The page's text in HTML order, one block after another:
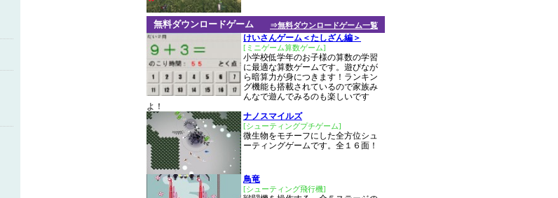
⇒無料ダウンロードゲーム一覧
無料ダウンロードゲーム
けいさんゲーム＜たしざん編＞
[ミニゲーム算数ゲーム]
小学校低学年のお子様の算数の学習
に最適な算数ゲームです。遊びなが
ら暗算力が身につきます！ランキン
グ機能も搭載されているので家族み
んなで遊んでみるのも楽しいです
よ！
ナノスマイルズ
[シューティングプチゲーム]
微生物をモチーフにした全方位シュ
ーティングゲームです。全１６面！
鳥竜
[シューティング飛行機]